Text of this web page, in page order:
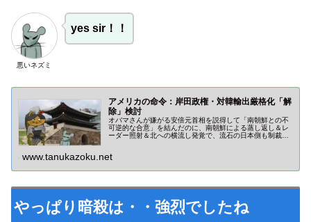
悪いネズミ
yes sir！！
アメリカの命令：岸田政権・対韓輸出厳格化「解
除」検討
オバマさんが嫌がる安倍元首相を説得して「南朝鮮との不
可逆的な合意」を結んだのに、南朝鮮による蒸し返し＆レ
ーダー照射＆北への横流し発覚で、流石の日本側も制裁発
www.tanukazoku.net
やっぱり暗殺は・・強烈でしたね